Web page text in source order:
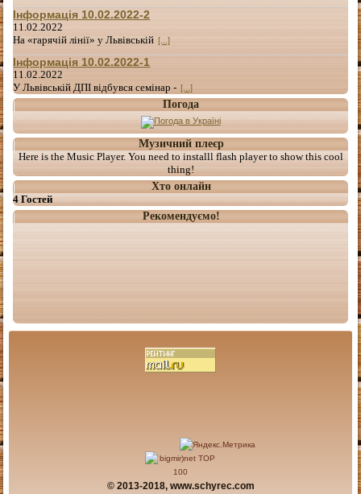
Інформація 10.02.2022-2
11.02.2022
На «гарячій лінії» у Львівській [...]
Інформація 10.02.2022-1
11.02.2022
У Львівській ДПІ відбувся семінар - [...]
Погода
Музичний плеєр
Here is the Music Player. You need to installl flash player to show this cool
thing!
Хто онлайн
4 Гостей
Рекомендуємо!
© 2013-2018, www.schyrec.com